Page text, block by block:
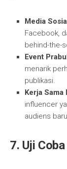
Media
Facebook,
behind-the-
Event
menarik
publikasi.
Kerja
influencer
audiens
7. Uji